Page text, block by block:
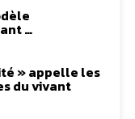
…
» appelle les
du vivant